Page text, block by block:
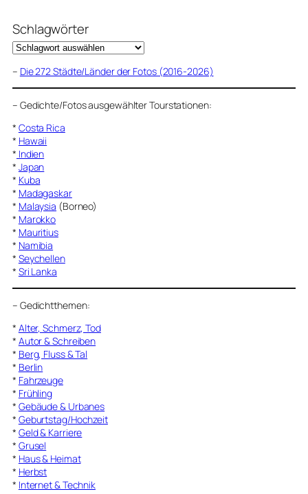
Schlagwörter
– Die 272 Städte/Länder der Fotos (2016-2026)
– Gedichte/Fotos ausgewählter Tourstationen:
* Costa Rica
* Hawaii
* Indien
* Japan
* Kuba
* Madagaskar
* Malaysia (Borneo)
* Marokko
* Mauritius
* Namibia
* Seychellen
* Sri Lanka
– Gedichtthemen:
* Alter, Schmerz, Tod
* Autor & Schreiben
* Berg, Fluss & Tal
* Berlin
* Fahrzeuge
* Frühling
* Gebäude & Urbanes
* Geburtstag/Hochzeit
* Geld & Karriere
* Grusel
* Haus & Heimat
* Herbst
* Internet & Technik